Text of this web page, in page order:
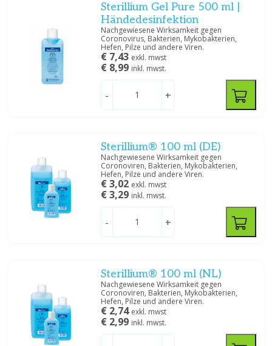
Sterillium Gel Pure 500 ml |
Händedesinfektion
Nachgewiesene Wirksamkeit gegen
Coronovirus, Bakterien, Mykobakterien,
Hefen, Pilze und andere Viren.
€ 7,43 exkl. mwst
€ 8,99 inkl. mwst.
- +
Sterillium® 100 ml (DE)
Nachgewiesene Wirksamkeit gegen
Coronoviren, Bakterien, Mykobakterien,
Hefen, Pilze und andere Viren.
€ 3,02 exkl. mwst
€ 3,29 inkl. mwst.
- +
Sterillium® 100 ml (NL)
Nachgewiesene Wirksamkeit gegen
Coronoviren, Bakterien, Mykobakterien,
Hefen, Pilze und andere Viren.
€ 2,74 exkl. mwst
€ 2,99 inkl. mwst.